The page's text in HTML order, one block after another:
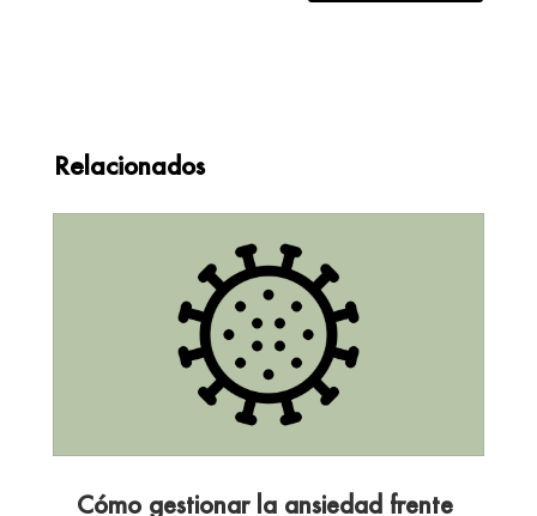
Relacionados
Cómo gestionar la ansiedad frente